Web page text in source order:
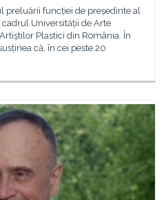
preluării funcției de președinte al
cadrul Universității de Arte
Plastici din România. În
că, în cei peste 20